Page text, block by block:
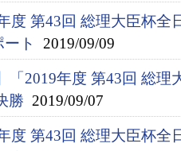
年度 第43回 総理大臣杯
ト
2019/09/09
「2019年度 第43回 総
勝 2019/09/07
年度 第43回 総理大臣杯